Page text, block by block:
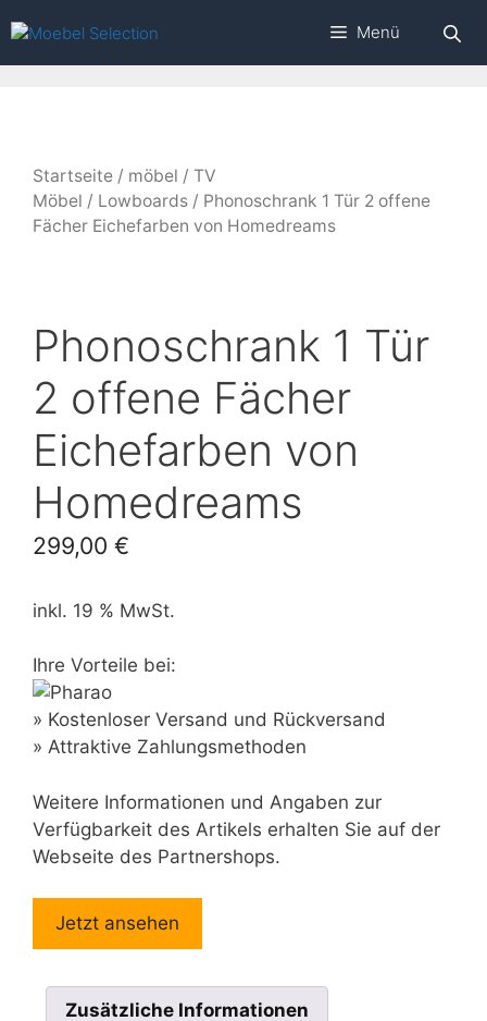
Inhalt
springen
Menü
Startseite / möbel / TV
Möbel / Lowboards / Phonoschrank 1 Tür 2 offene
Fächer Eichefarben von Homedreams
Phonoschrank 1 Tür
2 offene Fächer
Eichefarben von
Homedreams
299,00 €
inkl. 19 % MwSt.
Ihre Vorteile bei:
» Kostenloser Versand und Rückversand
» Attraktive Zahlungsmethoden
Weitere Informationen und Angaben zur
Verfügbarkeit des Artikels erhalten Sie auf der
Webseite des Partnershops.
Jetzt ansehen
Zusätzliche Informationen